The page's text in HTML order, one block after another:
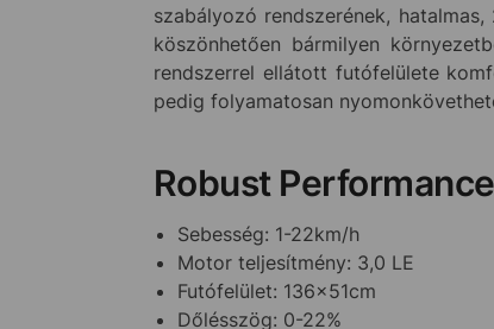
szabályozó rendszerének,
köszönhetően bármilyen
rendszerrel ellátott futófelülete
pedig folyamatosan
Robust
Sebesség: 1-22km/h
Motor teljesítmény: 3,0 LE
Futófelület: 136x51cm
Dőlésszög: 0-22%